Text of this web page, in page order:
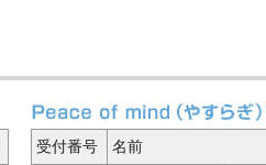
受付番号 名前